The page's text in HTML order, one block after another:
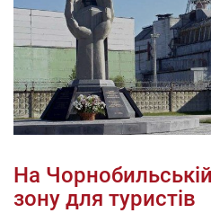
На
зону для туристів